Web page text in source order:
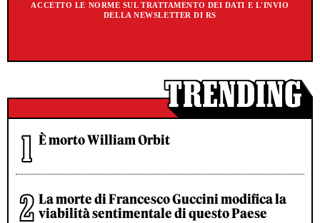
ACCETTO LE NORME SUL TRATTAMENTO DEI DATI E L'INVIO
DELLA NEWSLETTER DI RS
È morto William Orbit
La morte di Francesco Guccini modifica la
viabilità sentimentale di questo Paese